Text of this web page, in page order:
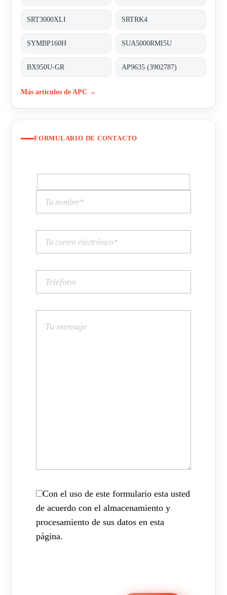
SRT3000XLI SRTRK4
SYMBP160H SUA5000RMI5U
BX950U-GR AP9635 (3902787)
Más artículos de APC →
FORMULARIO DE CONTACTO
Con el uso de este formulario esta usted
de acuerdo con el almacenamiento y
procesamiento de sus datos en esta
página.